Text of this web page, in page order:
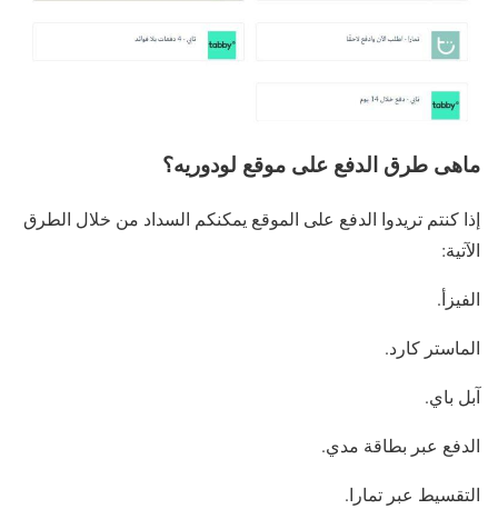
ماهى طرق الدفع على موقع لودوريه؟
إذا كنتم تريدوا الدفع على الموقع يمكنكم السداد من خلال الطرق
الآتية:
الفيزأ.
الماستر كارد.
آبل باي.
الدفع عبر بطاقة مدي.
التقسيط عبر تمارا.